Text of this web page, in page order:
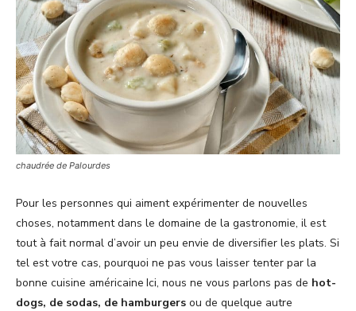
chaudrée de Palourdes
Pour les personnes qui aiment expérimenter de nouvelles
choses, notamment dans le domaine de la gastronomie, il est
tout à fait normal d’avoir un peu envie de diversifier les plats. Si
tel est votre cas, pourquoi ne pas vous laisser tenter par la
bonne cuisine américaine Ici, nous ne vous parlons pas de hot-
dogs, de sodas, de hamburgers ou de quelque autre